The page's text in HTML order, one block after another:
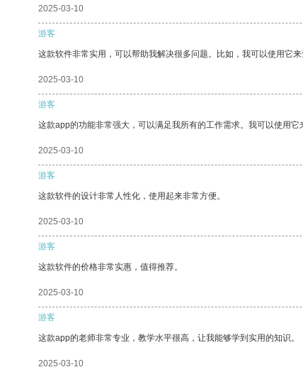
2025-03-10
游客
这款软件非常实用，可以帮助我解决很多问题。比如，我可以使用它来
2025-03-10
游客
这款app的功能非常强大，可以满足我所有的工作需求。我可以使用它
2025-03-10
游客
这款软件的设计非常人性化，使用起来非常方便。
2025-03-10
游客
这款软件的价格非常实惠，值得推荐。
2025-03-10
游客
这款app的老师非常专业，教学水平很高，让我能够学到实用的知识。
2025-03-10